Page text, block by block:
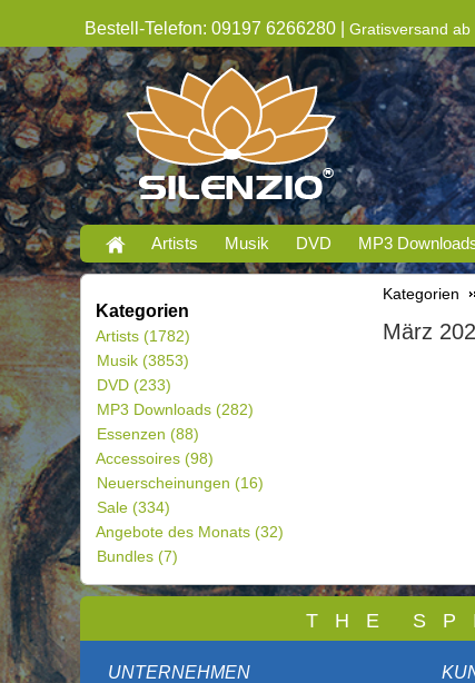
Bestell-Telefon: 09197 6266280 | Gratisversand ab
Artists Musik DVD MP3
Kategorien
Artists (1782)
Musik (3853)
DVD (233)
MP3 Downloads (282)
Essenzen (88)
Accessoires (98)
Neuerscheinungen (16)
Sale (334)
Angebote des Monats (32)
Bundles (7)
Kategorien
März
T H E S P
UNTERNEHMEN